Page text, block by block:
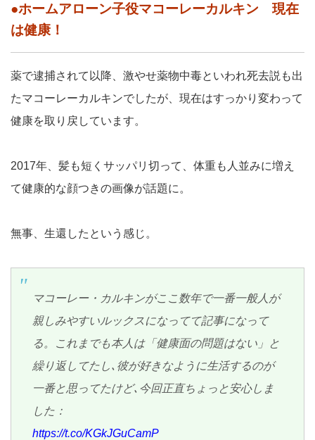
●ホームアローン子役マコーレーカルキン 現在
は健康！
薬で逮捕されて以降、激やせ薬物中毒といわれ死去説も出
たマコーレーカルキンでしたが、現在はすっかり変わって
健康を取り戻しています。
2017年、髪も短くサッパリ切って、体重も人並みに増え
て健康的な顔つきの画像が話題に。
無事、生還したという感じ。
マコーレー・カルキンがここ数年で一番一般人が
親しみやすいルックスになってて記事になって
る。これまでも本人は「健康面の問題はない」と
繰り返してたし､彼が好きなように生活するのが
一番と思ってたけど､今回正直ちょっと安心しま
した：
https://t.co/KGkJGuCamP